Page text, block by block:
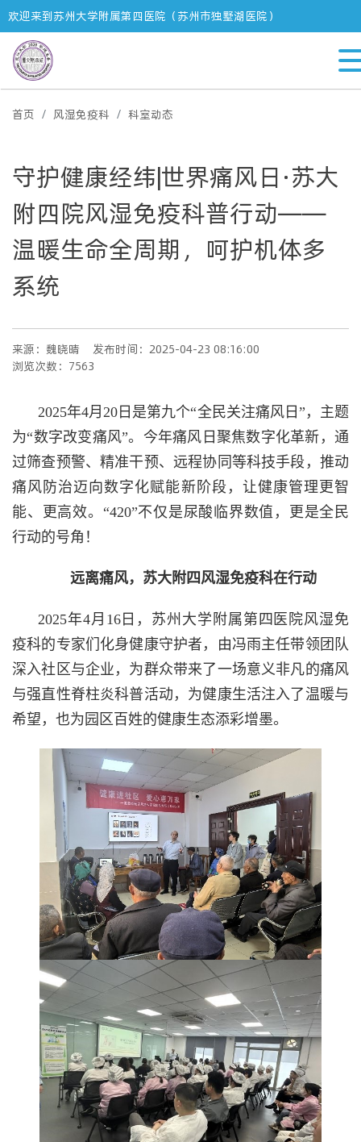
欢迎来到苏州大学附属第四医院（苏州市独墅湖医院）
首页 风湿免疫科 科室动态
守护健康经纬|世界痛风日·苏大
附四院风湿免疫科普行动——
温暖生命全周期，呵护机体多
系统
来源：魏晓晴
发布时间：2025-04-23 08:16:00
浏览次数：7563
2025年4月20日是第九个“全民关注痛风日”，主题
为“数字改变痛风”。今年痛风日聚焦数字化革新，通
过筛查预警、精准干预、远程协同等科技手段，推动
痛风防治迈向数字化赋能新阶段，让健康管理更智
能、更高效。“420”不仅是尿酸临界数值，更是全民
行动的号角！
远离痛风，苏大附四风湿免疫科在行动
2025年4月16日，苏州大学附属第四医院风湿免
疫科的专家们化身健康守护者，由冯雨主任带领团队
深入社区与企业，为群众带来了一场意义非凡的痛风
与强直性脊柱炎科普活动，为健康生活注入了温暖与
希望，也为园区百姓的健康生态添彩增墨。